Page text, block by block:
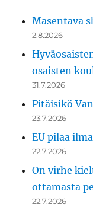
Masentava
2.8.2026
osaisten
31.7.2026
Pitäisikö
23.7.2026
EU pilaa
22.7.2026
On virhe
ottamasta
22.7.2026